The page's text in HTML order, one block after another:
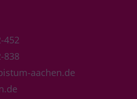
452
838
aachen.de